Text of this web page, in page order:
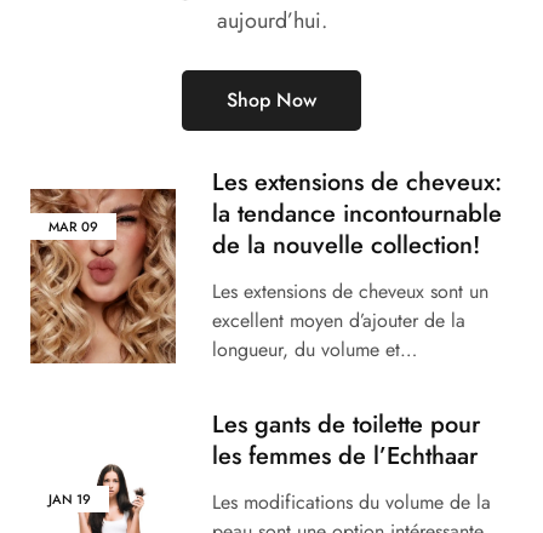
aujourd’hui.
Shop Now
MAR09
Les extensions de cheveux:
la tendance incontournable
de la nouvelle collection!
Les extensions de cheveux sont un
excellent moyen d’ajouter de la
longueur, du volume et…
JAN 19
Les gants de toilette pour
les femmes de l’Echthaar
Les modifications du volume de la